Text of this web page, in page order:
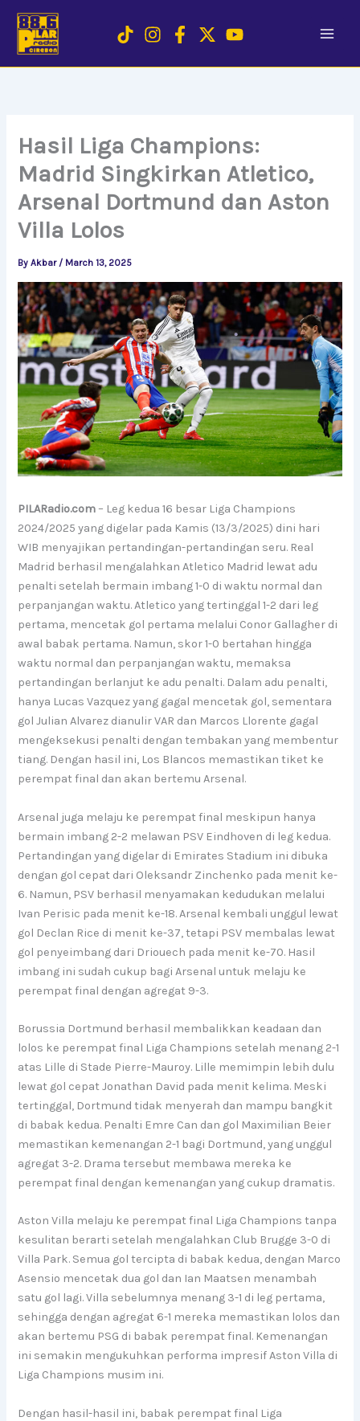
content
Hasil Liga Champions:
Madrid Singkirkan Atletico,
Arsenal Dortmund dan Aston
Villa Lolos
ByAkbar / March 13, 2025
PILARadio.com– Leg kedua 16 besar Liga Champions
2024/2025 yang digelar pada Kamis (13/3/2025) dini hari
WIB menyajikan pertandingan-pertandingan seru. Real
Madrid berhasil mengalahkan Atletico Madrid lewat adu
penalti setelah bermain imbang 1-0 di waktu normal dan
perpanjangan waktu. Atletico yang tertinggal 1-2 dari leg
pertama, mencetak gol pertama melalui Conor Gallagher di
awal babak pertama. Namun, skor 1-0 bertahan hingga
waktu normal dan perpanjangan waktu, memaksa
pertandingan berlanjut ke adu penalti. Dalam adu penalti,
hanya Lucas Vazquez yang gagal mencetak gol, sementara
gol Julian Alvarez dianulir VAR dan Marcos Llorente gagal
mengeksekusi penalti dengan tembakan yang membentur
tiang. Dengan hasil ini, Los Blancos memastikan tiket ke
perempat final dan akan bertemu Arsenal.
Arsenal juga melaju ke perempat final meskipun hanya
bermain imbang 2-2 melawan PSV Eindhoven di leg kedua.
Pertandingan yang digelar di Emirates Stadium ini dibuka
dengan gol cepat dari Oleksandr Zinchenko pada menit ke-
6. Namun, PSV berhasil menyamakan kedudukan melalui
Ivan Perisic pada menit ke-18. Arsenal kembali unggul lewat
gol Declan Rice di menit ke-37, tetapi PSV membalas lewat
gol penyeimbang dari Driouech pada menit ke-70. Hasil
imbang ini sudah cukup bagi Arsenal untuk melaju ke
perempat final dengan agregat 9-3.
Borussia Dortmund berhasil membalikkan keadaan dan
lolos ke perempat final Liga Champions setelah menang 2-1
atas Lille di Stade Pierre-Mauroy. Lille memimpin lebih dulu
lewat gol cepat Jonathan David pada menit kelima. Meski
tertinggal, Dortmund tidak menyerah dan mampu bangkit
di babak kedua. Penalti Emre Can dan gol Maximilian Beier
memastikan kemenangan 2-1 bagi Dortmund, yang unggul
agregat 3-2. Drama tersebut membawa mereka ke
perempat final dengan kemenangan yang cukup dramatis.
Aston Villa melaju ke perempat final Liga Champions tanpa
kesulitan berarti setelah mengalahkan Club Brugge 3-0 di
Villa Park. Semua gol tercipta di babak kedua, dengan Marco
Asensio mencetak dua gol dan Ian Maatsen menambah
satu gol lagi. Villa sebelumnya menang 3-1 di leg pertama,
sehingga dengan agregat 6-1 mereka memastikan lolos dan
akan bertemu PSG di babak perempat final. Kemenangan
ini semakin mengukuhkan performa impresif Aston Villa di
Liga Champions musim ini.
Dengan hasil-hasil ini, babak perempat final Liga